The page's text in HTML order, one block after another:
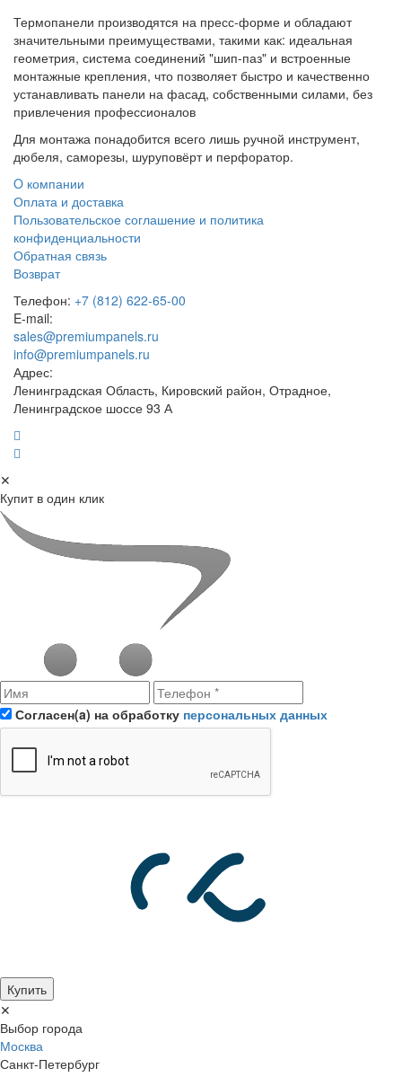
Термопанели производятся на пресс-форме и обладают
значительными преимуществами, такими как: идеальная
геометрия, система соединений "шип-паз" и встроенные
монтажные крепления, что позволяет быстро и качественно
устанавливать панели на фасад, собственными силами, без
привлечения профессионалов
Для монтажа понадобится всего лишь ручной инструмент,
дюбеля, саморезы, шуруповёрт и перфоратор.
O компании
Оплата и доставка
Пользовательское соглашение и политика
конфиденциальности
Обратная связь
Возврат
Телефон: +7 (812) 622-65-00
E-mail:
sales@premiumpanels.ru
info@premiumpanels.ru
Адрес:
Ленинградская Область, Кировский район, Отрадное,
Ленинградское шоссе 93 А
✕
Купит в один клик
Согласен(a) на обработку персональных данных
Купить
✕
Выбор города
Москва
Санкт-Петербург